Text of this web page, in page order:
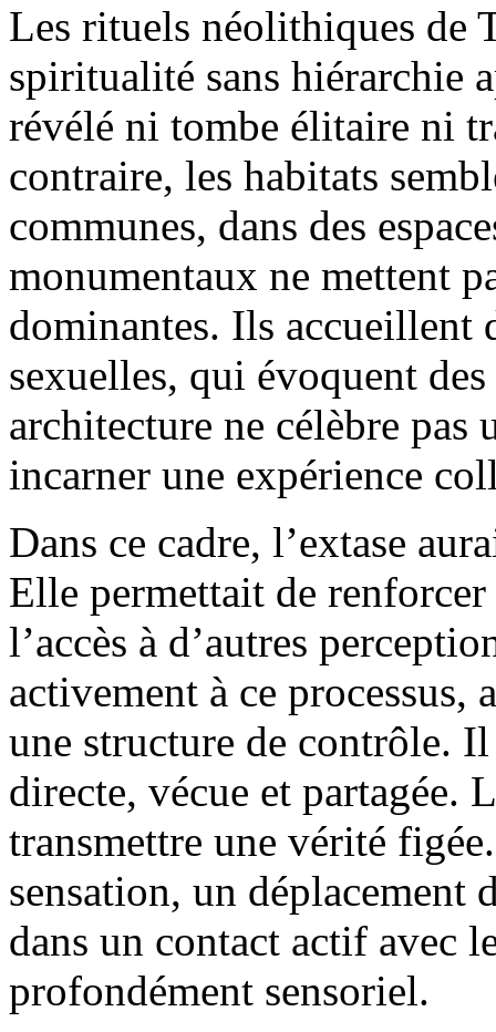
Les rituels néolithiques de
spiritualité sans hiérarchie
révélé ni tombe élitaire ni
contraire, les habitats
communes, dans des
monumentaux ne mettent
dominantes. Ils accueillent
sexuelles, qui évoquent
architecture ne célèbre
incarner une expérience
Dans ce cadre, l’extase
Elle permettait de
l’accès à d’autres
activement à ce processus,
une structure de contrôle.
directe, vécue et partagée.
transmettre une vérité
sensation, un déplacement
dans un contact actif avec
profondément sensoriel.